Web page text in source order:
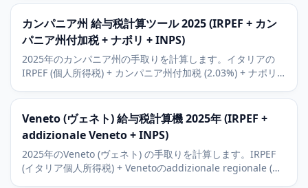
カンパニア州 給与税計算ツール 2025 (IRPEF + カン
パニア州付加税 + ナポリ + INPS)
2025年のカンパニア州の手取りを計算します。イタリアの
IRPEF (個人所得税) + カンパニア州付加税 (2.03%) + ナポリ
Veneto (ヴェネト) 給与税計算機 2025年 (IRPEF +
addizionale Veneto + INPS)
2025年のVeneto (ヴェネト) の手取りを計算します。IRPEF
(イタリア個人所得税) + Venetoのaddizionale regionale (州